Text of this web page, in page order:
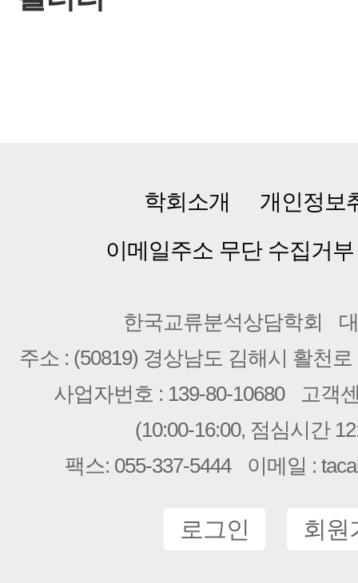
학회소개
개인정보
이메일주소 무단 수집거부
한국교류분석상담학회
주소 : (50819) 경상남도 김해시 활천
사업자번호 : 139-80-10680
고객
(10:00-16:00, 점심시간
팩스: 055-337-5444
이메일 :
로그인 회원